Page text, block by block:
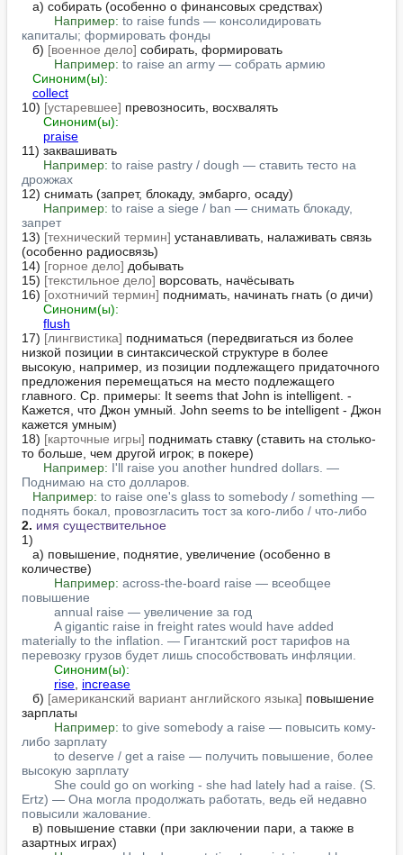
Например: to raise funds — консолидировать
капиталы; формировать фонды
   б)
[военное дело] собирать, формировать
Например: to raise an army — собрать армию
Синоним(ы):
collect
10) [устаревшее] превозносить, восхвалять
Синоним(ы):
praise
11) заквашивать
Например: to raise pastry / dough — ставить тесто на
дрожжах
12) снимать (запрет, блокаду, эмбарго, осаду)
Например: to raise a siege / ban — снимать блокаду,
запрет
13) [технический термин] устанавливать, налаживать связь
(особенно радиосвязь)
14) [горное дело] добывать
15) [текстильное дело] ворсовать, начёсывать
16) [охотничий термин] поднимать, начинать гнать (о дичи)
Синоним(ы):
flush
17) [лингвистика] подниматься (передвигаться из более
низкой позиции в синтаксической структуре в более
высокую, например, из позиции подлежащего придаточного
предложения перемещаться на место подлежащего
главного. Ср. примеры: It seems that John is intelligent. -
Кажется, что Джон умный. John seems to be intelligent - Джон
кажется умным)
18) [карточные игры] поднимать ставку (ставить на столько-
то больше, чем другой игрок; в покере)
Например: I'll raise you another hundred dollars. —
Поднимаю на сто долларов.
Например: to raise one's glass to somebody / something —
поднять бокал, провозгласить тост за кого-либо / что-либо
2. имя существительное
1)
количестве)
Например: across-the-board raise — всеобщее
повышение
annual raise — увеличение за год
A gigantic raise in freight rates would have added
materially to the inflation. — Гигантский рост тарифов на
перевозку грузов будет лишь способствовать инфляции.
Синоним(ы):
rise increase
   б)
[американский вариант английского языка] повышение
зарплаты
Например: to give somebody a raise — повысить кому-
либо зарплату
to deserve / get a raise — получить повышение, более
высокую зарплату
She could go on working - she had lately had a raise. (S.
Ertz) — Она могла продолжать работать, ведь ей недавно
повысили жалование.
азартных играх)